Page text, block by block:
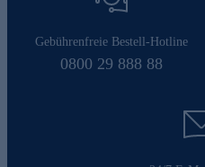
Gebührenfreie Bestell-Hotline
0800 29 888 88